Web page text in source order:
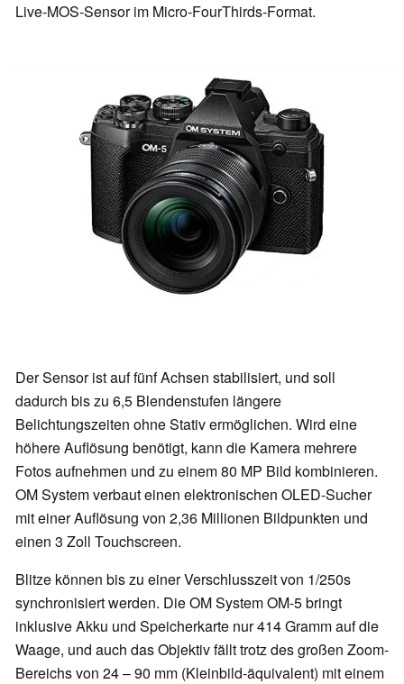
Live-MOS-Sensor im Micro-FourThirds-Format.
Der Sensor ist auf fünf Achsen stabilisiert, und soll
dadurch bis zu 6,5 Blendenstufen längere
Belichtungszeiten ohne Stativ ermöglichen. Wird eine
höhere Auflösung benötigt, kann die Kamera mehrere
Fotos aufnehmen und zu einem 80 MP Bild kombinieren.
OM System verbaut einen elektronischen OLED-Sucher
mit einer Auflösung von 2,36 Millionen Bildpunkten und
einen 3 Zoll Touchscreen.
Blitze können bis zu einer Verschlusszeit von 1/250s
synchronisiert werden. Die OM System OM-5 bringt
inklusive Akku und Speicherkarte nur 414 Gramm auf die
Waage, und auch das Objektiv fällt trotz des großen Zoom-
Bereichs von 24 – 90 mm (Kleinbild-äquivalent) mit einem